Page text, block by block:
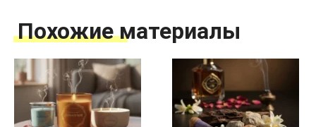
Похожие материалы